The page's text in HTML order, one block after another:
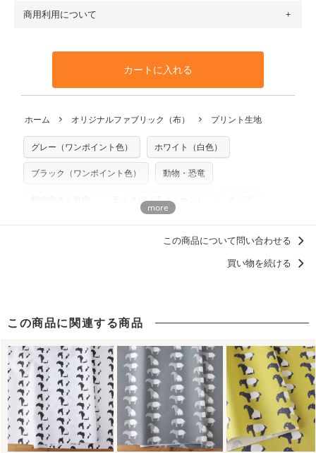
※カットを希望の方は備考欄に「50cmずつカット希望」など
ご記載ください（50cm単位でのカットのみ）
プリント布の仕様について もっと詳しく見る
トンリネン（ビエラ織）・100％コットン（ツイル）・
100％コットン（キャンバス・11号帆布）です。
生地見本サンプル（無料）を購入する
も送料の表示が600円となり宅急便での配送となります。
となります。
※万が一、検品時に不備が見つかった場合は、4～5営業日後
※土日祝は営業日に含まれません。
※配送日のご指定は承れません。出来上がり次第、順次発送
・布はご注文後に注文数量のみをプリントするため、
購入後
や用尺をお間違えのないようお願いします。思っていた色味
と違う、などの理由での返品は承れません。予めご了承くだ
商用利用について
利用いただけます。「nunocoto fabric使用」といった記載
も不要です。（製品化した際に起こる全ての問題、クレーム
いませんのでご了承ください）
※有料型紙（ホームソーイング型紙シリーズ）および柄がえ
らべるキットに付属された型紙は商用利用できませんのでご
注意ください。型紙自体の転用・販売および型紙を使用して
商用利用についての詳細はこちら
カートに入れる
ホーム オリジナルファブリック（布） プリント生地
グレー（ワンポイント色） ホワイト（白色）
ブラック（ワンポイント色） 動物・恐竜
モノクロ（モノトーン）
この商品について問い合わせる
買い物を続ける
この商品に関連する商品